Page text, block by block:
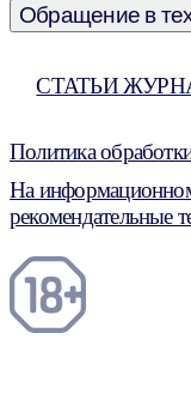
Обращение в
СТАТЬИ
Политика
На
рекомендательные